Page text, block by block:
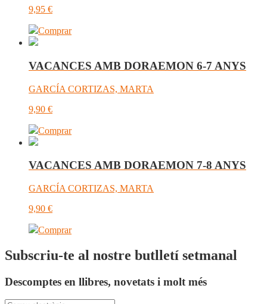
9,95 €
Comprar
VACANCES AMB DORAEMON 6-7 ANYS
GARCÍA CORTIZAS, MARTA
9,90 €
Comprar
VACANCES AMB DORAEMON 7-8 ANYS
GARCÍA CORTIZAS, MARTA
9,90 €
Comprar
Subscriu-te al nostre butlletí setmanal
Descomptes en llibres, novetats i molt més